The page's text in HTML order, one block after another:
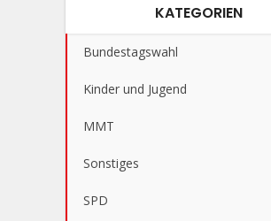
KATEGORIEN
Bundestagswahl
Kinder und Jugend
MMT
Sonstiges
SPD